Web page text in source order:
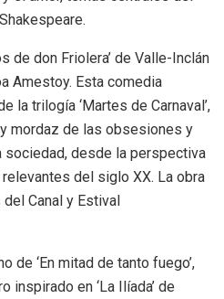
de don Friolera’ de Valle-Inclán
Amestoy. Esta comedia
la trilogía ‘Martes de Carnaval’,
mordaz de las obsesiones y
desde la perspectiva
del siglo XX. La obra
Canal y Estival
de ‘En mitad de tanto fuego’,
inspirado en ‘La Ilíada’ de